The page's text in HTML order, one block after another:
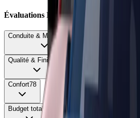
Évaluations Détaillées
Conduite & Maniabilité
Qualité & Finition
Confort78
Budget total